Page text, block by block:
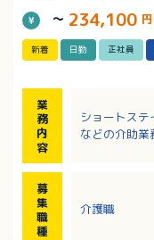
～ 234,100 円
新着 日勤 正社員
業
務
内
容
ショートス
などの介助業
募
集
職
種
介護職